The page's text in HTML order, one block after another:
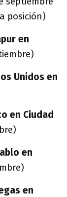
posición)
en
Unidos en
en Ciudad
en
en